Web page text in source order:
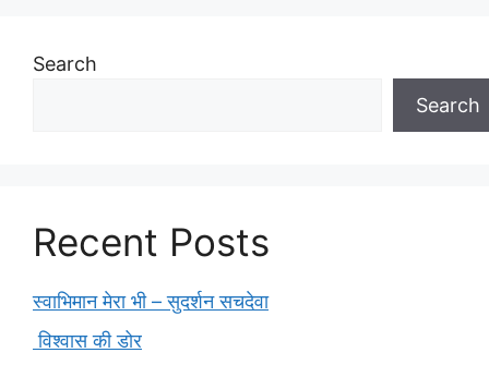
Search
Search
Recent Posts
स्वाभिमान मेरा भी – सुदर्शन सचदेवा
विश्वास की डोर